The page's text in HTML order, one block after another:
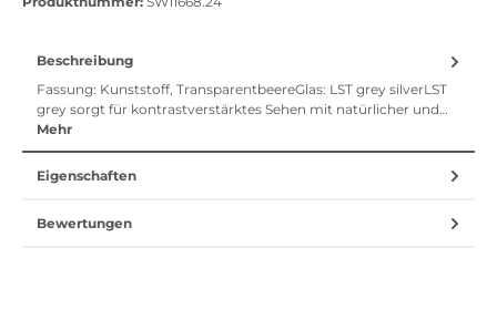
Beschreibung
Fassung: Kunststoff, TransparentbeereGlas: LST grey silverLST
grey sorgt für kontrastverstärktes Sehen mit natürlicher und…
Mehr
Eigenschaften
Bewertungen